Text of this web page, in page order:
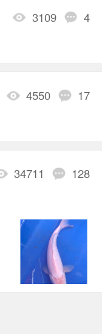
3109 4
4550 17
34711 128